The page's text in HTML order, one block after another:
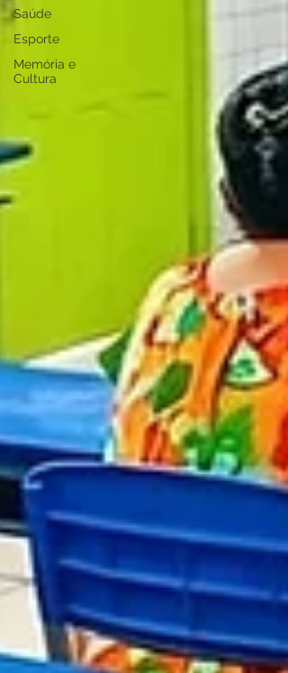
Saúde
Esporte
Memória e
Cultura